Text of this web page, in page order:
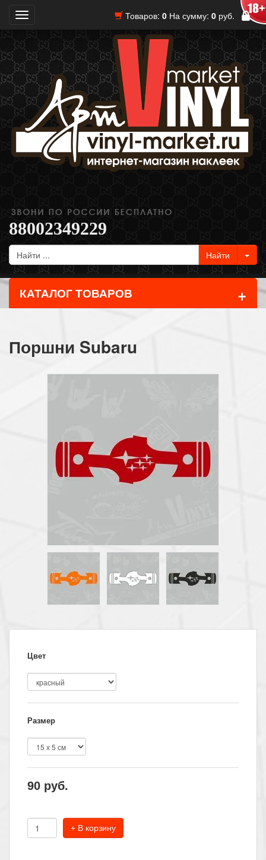
Товаров: 0 На сумму: 0 руб.
Toggle
navigation
88002349229
КАТАЛОГ ТОВАРОВ +
Поршни Subaru
Цвет
Размер
90 руб.
+ В корзину